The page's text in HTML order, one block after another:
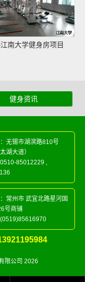
南大学健身房项目
健身资讯
无锡市湖滨路810号
湖大道）
0510-85012229 ,
常州市 武宜北路星河国
号商铺
(0519)85616970
限公司 2026